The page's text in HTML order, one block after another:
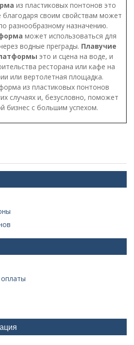
из пластиковых понтонов это
благодаря своим свойствам может
разнообразному назначению.
может использоваться для
водные преграды. Плавучие
это и сцена на воде, и
ресторана или кафе на
или вертолетная площадка.
из пластиковых понтонов
случаях и, безусловно, поможет
бизнес с большим успехом.